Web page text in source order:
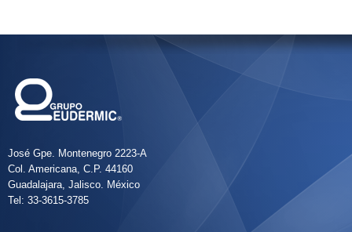
José Gpe. Montenegro 2223-A
Col. Americana, C.P. 44160
Guadalajara, Jalisco. México
Tel: 33-3615-3785